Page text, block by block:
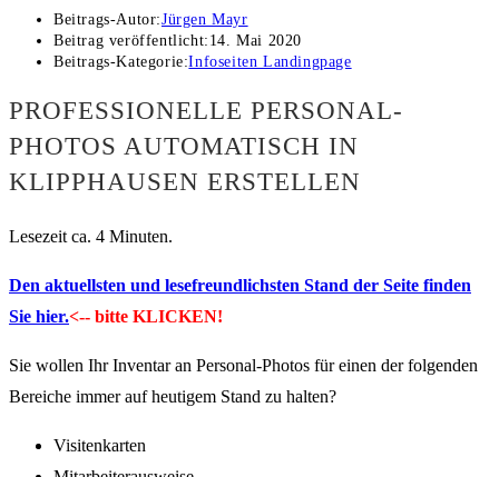
Beitrags-Autor:Jürgen Mayr
Beitrag veröffentlicht: 14. Mai 2020
Beitrags-Kategorie:Infoseiten Landingpage
PROFESSIONELLE PERSONAL-
PHOTOS AUTOMATISCH IN
KLIPPHAUSEN ERSTELLEN
Lesezeit ca. 4 Minuten.
Den aktuellsten und lesefreundlichsten Stand der Seite finden
Sie hier.<-- bitte KLICKEN!
Sie wollen Ihr Inventar an Personal-Photos für einen der folgenden
Bereiche immer auf heutigem Stand zu halten?
Visitenkarten